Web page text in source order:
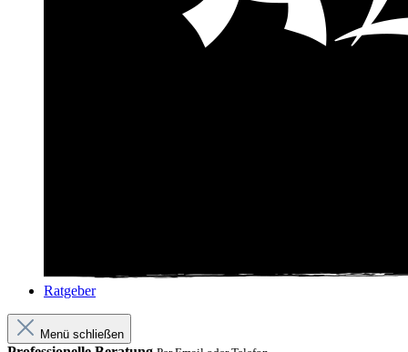
Ratgeber
Menü schließen